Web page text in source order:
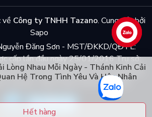
Lòng Nhau Mỗi Ngày - Thánh Kinh Cải
Hệ Trong Tình Yêu Và Hôn Nhân
Hết hàng
về Công ty TNHH Tazano. Cung cấp bởi
Sapo
Đăng Sơn - MST/ĐKKD/QĐTL:
cấp lần đầu ngày 25/01/2016 Trụ sở:
phố Dã Tượng, phường Trần Hưng Đạo,
Hà Nội - Điện thoại: 0944048868
Liên hệ